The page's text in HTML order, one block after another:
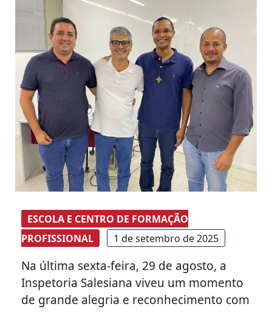
ESCOLA E CENTRO DE FORMAÇÃO
PROFISSIONAL
1 de setembro de 2025
Na última sexta-feira, 29 de agosto, a
Inspetoria Salesiana viveu um momento
de grande alegria e reconhecimento com